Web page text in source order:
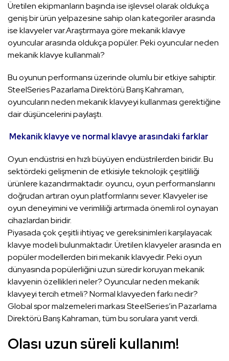
Üretilen ekipmanların başında ise işlevsel olarak oldukça
geniş bir ürün yelpazesine sahip olan kategoriler arasında
ise klavyeler var.Araştırmaya göre mekanik klavye
oyuncular arasında oldukça popüler. Peki oyuncular neden
mekanik klavye kullanmalı?
Bu oyunun performansı üzerinde olumlu bir etkiye sahiptir.
SteelSeries Pazarlama Direktörü Barış Kahraman,
oyuncuların neden mekanik klavyeyi kullanması gerektiğine
dair düşüncelerini paylaştı.
Mekanik klavye ve normal klavye arasındaki farklar
Oyun endüstrisi en hızlı büyüyen endüstrilerden biridir. Bu
sektördeki gelişmenin de etkisiyle teknolojik çeşitliliği
ürünlere kazandırmaktadır. oyuncu, oyun performanslarını
doğrudan artıran oyun platformlarını sever. Klavyeler ise
oyun deneyimini ve verimliliği artırmada önemli rol oynayan
cihazlardan biridir.
Piyasada çok çeşitli ihtiyaç ve gereksinimleri karşılayacak
klavye modeli bulunmaktadır. Üretilen klavyeler arasında en
popüler modellerden biri mekanik klavyedir. Peki oyun
dünyasında popülerliğini uzun süredir koruyan mekanik
klavyenin özellikleri neler? Oyuncular neden mekanik
klavyeyi tercih etmeli? Normal klavyeden farkı nedir?
Global spor malzemeleri markası SteelSeries’in Pazarlama
Direktörü Barış Kahraman, tüm bu sorulara yanıt verdi.
Olası uzun süreli kullanım!